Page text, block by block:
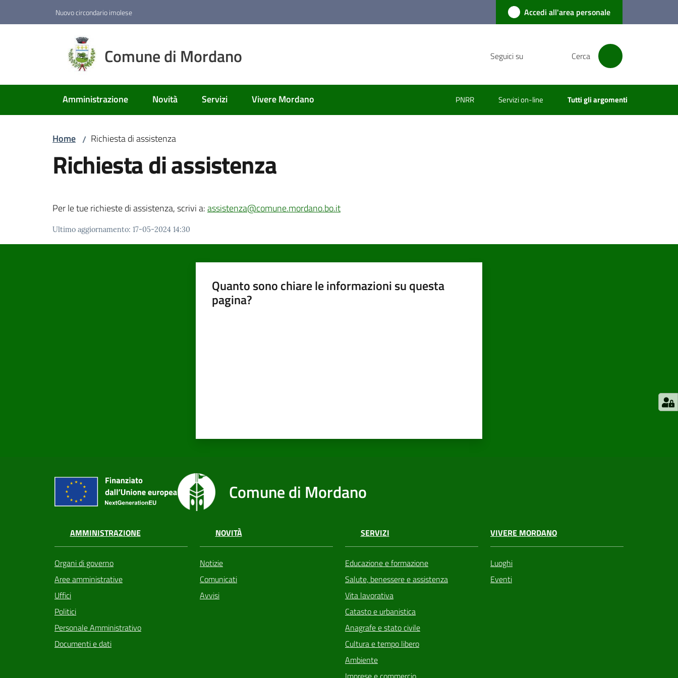
Nuovo circondario imolese Accedi all'area personale
Comune di Mordano Seguici su Cerca
Amministrazione Novità Servizi Vivere Mordano PNRR Servizi on-line Tutti gli argomenti
Home / Richiesta di assistenza
Richiesta di assistenza
Per le tue richieste di assistenza, scrivi a:assistenza@comune.mordano.bo.it
Ultimo aggiornamento: 17-05-2024 14:30
Quanto sono chiare le informazioni su questa
pagina?
Comune di Mordano
AMMINISTRAZIONE
Organi di governo
Aree amministrative
Uffici
Politici
Personale Amministrativo
Documenti e dati
NOVITÀ
Notizie
Comunicati
Avvisi
SERVIZI
Educazione e formazione
Salute, benessere e assistenza
Vita lavorativa
Catasto e urbanistica
Anagrafe e stato civile
Cultura e tempo libero
Ambiente
VIVERE MORDANO
Luoghi
Eventi